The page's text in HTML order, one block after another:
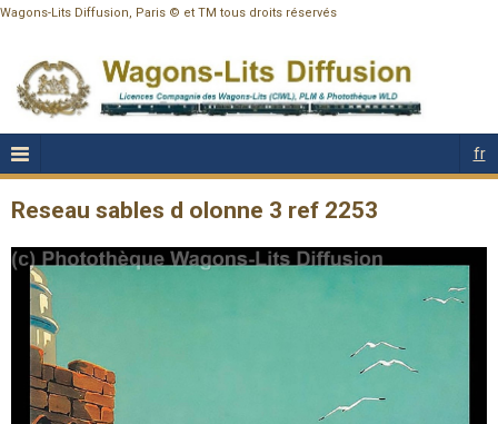
Wagons-Lits Diffusion, Paris © et TM tous droits réservés
fr
Reseau sables d olonne 3 ref 2253